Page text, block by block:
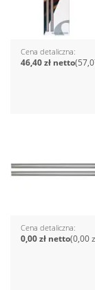
Cena detaliczna
46,40 zł
Cena detaliczna
0,00
0,00 zł